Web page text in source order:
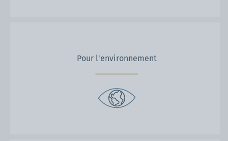
Pour l'environnement